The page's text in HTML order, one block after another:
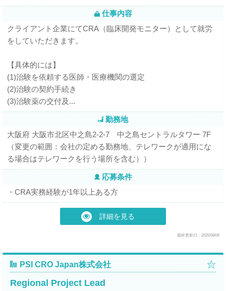
仕事内容
クライアント企業にてCRA（臨床開発モニター）として就労
をしていただきます。
【具体的には】
(1)治験を依頼する医師・医療機関の選定
(2)治験の契約手続き
(3)治験薬の交付及...
勤務地
大阪府 大阪市北区中之島2-2-7 中之島セントラルタワー 7F
（変更の範囲：会社の定める勤務地、テレワークが適用にな
る場合はテレワークを行う場所を含む））
応募条件
・CRA実務経験が1年以上ある方
詳細を見る
最終更新日：2026/08/06
PSI CRO Japan株式会社
Regional Project Lead